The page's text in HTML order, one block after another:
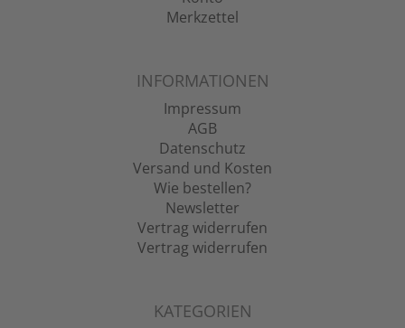
Merkzettel
INFORMATIONEN
Impressum
AGB
Datenschutz
Versand und Kosten
Wie bestellen?
Newsletter
Vertrag widerrufen
Vertrag widerrufen
KATEGORIEN